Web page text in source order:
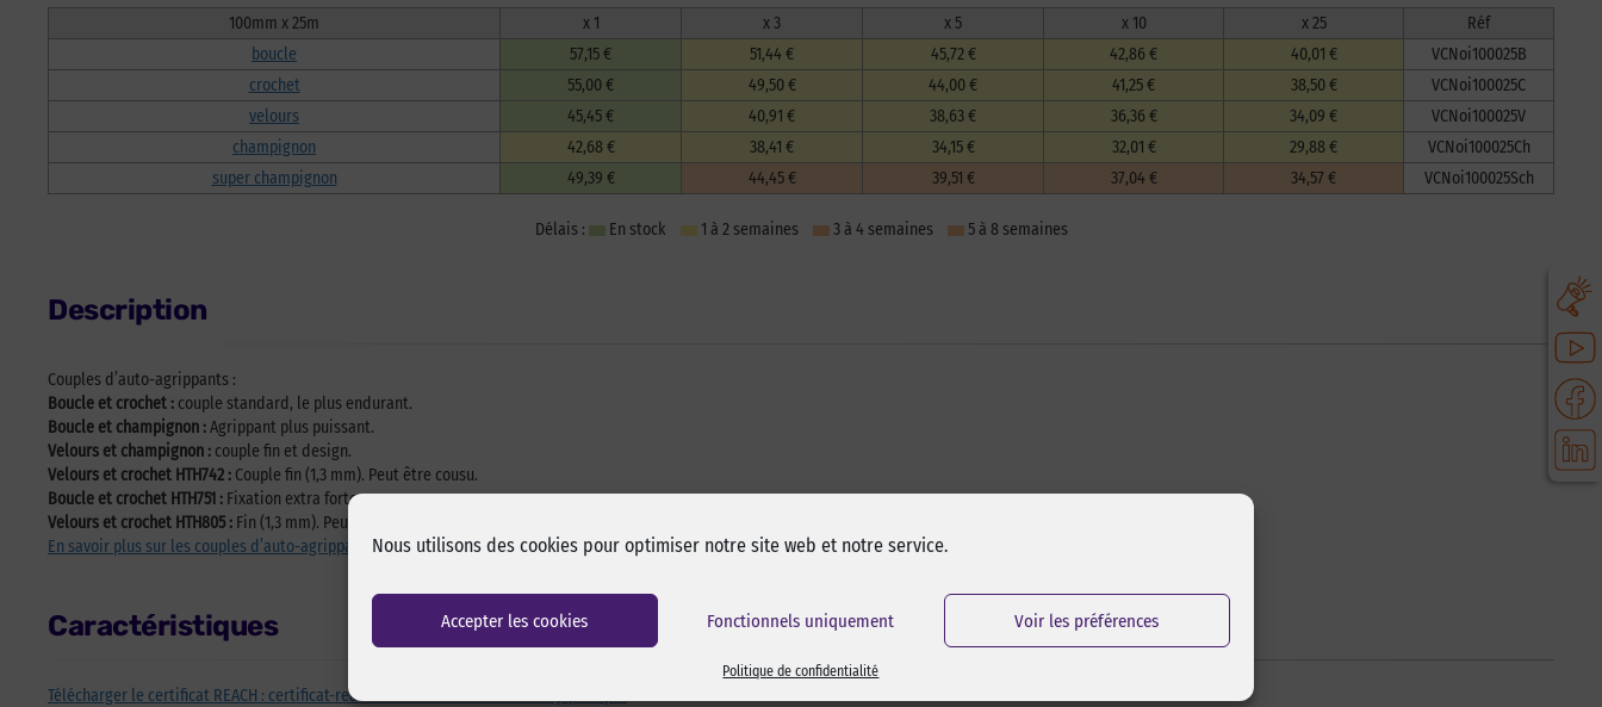
Nous utilisons des cookies pour optimiser notre site web et notre service.
Accepter les cookies Fonctionnels uniquement Voir les préférences
Politique de confidentialité
100mm x 25m x 1 x 3 x 5 x 10 x 25
Réf
boucle
57,15 € 51,44 € 45,72 € 42,86 € 40,01 €
VCNoi100025B
crochet
55,00 € 49,50 € 44,00 € 41,25 € 38,50 €
VCNoi100025C
velours
45,45 € 40,91 € 38,63 € 36,36 € 34,09 €
VCNoi100025V
champignon
42,68 € 38,41 € 34,15 € 32,01 € 29,88 €
VCNoi100025Ch
super champignon
49,39 € 44,45 € 39,51 € 37,04 € 34,57 € VCNoi100025Sch
Délais : En stock 1 à 2 semaines 3 à 4 semaines 5 à 8 semaines
Description
Couples d’auto-agrippants :
Boucle et crochet : couple standard, le plus endurant.
Boucle et champignon :Agrippant plus puissant.
Velours et champignon : couple fin et design.
Velours et crochet HTH742 : Couple fin (1,3 mm). Peut être cousu.
Boucle et crochet HTH751 : Fixation extra forte.
Velours et crochet HTH805 : Fin (1,3 mm). Peut être cousu. Cycle de vie important
En savoir plus sur les couples d’auto-agrippants
Caractéristiques
Télécharger le certificat REACH : certificat-reach-Velcro-E00110033019925-by-pixcl.pdf